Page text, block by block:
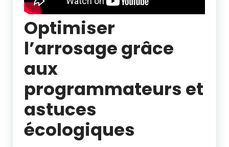
Optimiser
l’arrosage grâce
aux
programmateurs et
astuces
écologiques